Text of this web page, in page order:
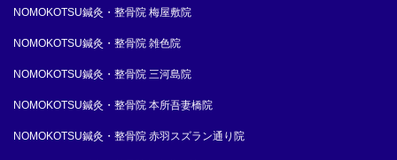
NOMOKOTSU鍼灸・整骨院 梅屋敷院
NOMOKOTSU鍼灸・整骨院 雑色院
NOMOKOTSU鍼灸・整骨院 三河島院
NOMOKOTSU鍼灸・整骨院 本所吾妻橋院
NOMOKOTSU鍼灸・整骨院 赤羽スズラン通り院